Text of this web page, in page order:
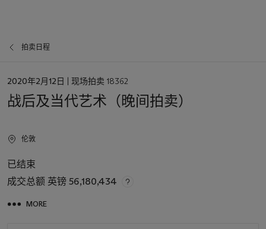
拍卖日程
日
2020年2月12日 | 现场拍卖 18362
战后及当代艺术（晚间拍卖）
伦敦
已结束
成交总额 英镑 56,180,434
MORE